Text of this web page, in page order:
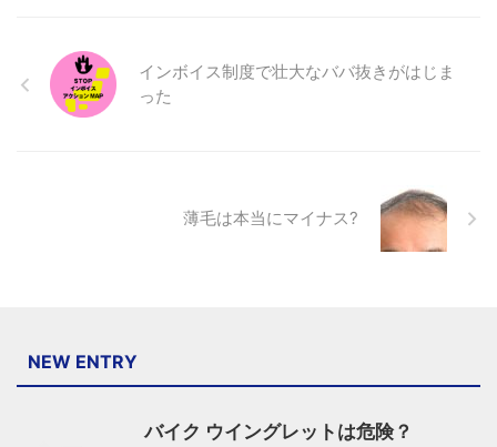
インボイス制度で壮大なババ抜きがはじま
った
薄毛は本当にマイナス?
NEW ENTRY
バイク ウイングレットは危険？